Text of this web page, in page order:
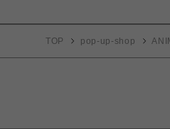
TOP pop-up-shop